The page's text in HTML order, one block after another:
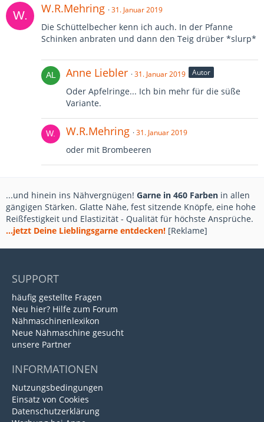
W.R.Mehring 31. Januar 2019
Die Schüttelbecher kenn ich auch. In der Pfanne
Schinken anbraten und dann den Teig drüber *slurp*
Anne Liebler 31. Januar 2019 Autor
Oder Apfelringe... Ich bin mehr für die süße
Variante.
W.R.Mehring 31. Januar 2019
oder mit Brombeeren
...und hinein ins Nähvergnügen! Garne in 460 Farben in allen
gängigen Stärken. Glatte Nähe, fest sitzende Knöpfe, eine hohe
Reißfestigkeit und Elastizität - Qualität für höchste Ansprüche.
...jetzt Deine Lieblingsgarne entdecken! [Reklame]
SUPPORT
häufig gestellte Fragen
Neu hier? Hilfe zum Forum
Nähmaschinenlexikon
Neue Nähmaschine gesucht
unsere Partner
INFORMATIONEN
Nutzungsbedingungen
Einsatz von Cookies
Datenschutzerklärung